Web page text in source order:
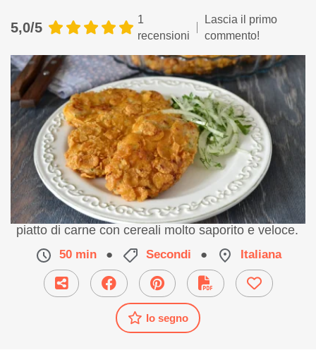
5,0/5
1
recensioni
Lascia il primo
commento!
Ricetta facile di pollo ai corn flakes. Un secondo
piatto di carne con cereali molto saporito e veloce.
50 min ● Secondi ● Italiana
Io segno